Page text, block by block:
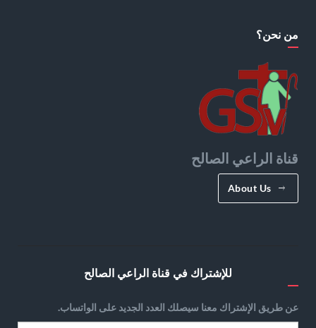
من نحن؟
قناة الراعي الصالح
About Us
للإشتراك في قناة الراعي الصالح
عن طريق الإشتراك معنا سيصلك العدد الجديد على الواتساب.